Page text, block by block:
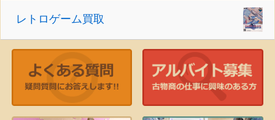
レトロゲーム買取